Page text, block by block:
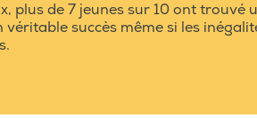
plus de 7 jeunes sur 10 ont
véritable succès même si les